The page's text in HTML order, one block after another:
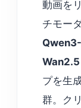
動画を
チモー
Wan2.5
プを生
群。ク